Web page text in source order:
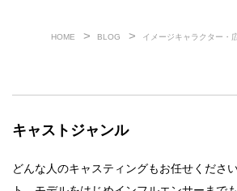
HOME BLOG イメージキャラクター・
キャストジャンル
どんな人のキャスティングもお任せくださ